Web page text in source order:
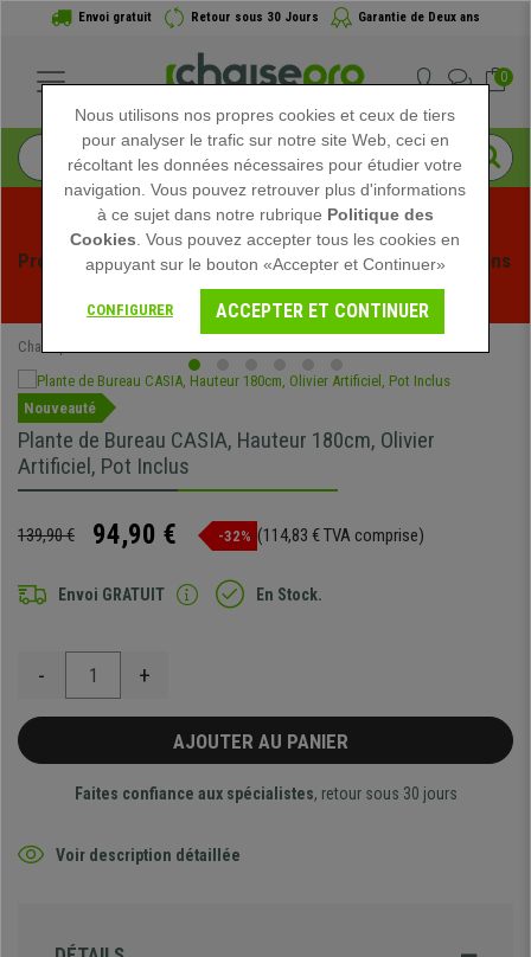
Envoi gratuit Retour sous 30 Jours Garantie de Deux ans
0
Profitez des soldes d'été chez Chaisepro ! Des réductions
exclusives pour une durée limitée - Voir l'offre
Chaisepro
Nouveauté
Plante de Bureau CASIA, Hauteur 180cm, Olivier
Artificiel, Pot Inclus
139,90 € 94,90 € -32% (114,83 € TVA comprise)
Envoi GRATUIT En Stock.
- +
AJOUTER AU PANIER
Faites confiance aux spécialistes, retour sous 30 jours
Voir description détaillée
Nous utilisons nos propres cookies et ceux de tiers
pour analyser le trafic sur notre site Web, ceci en
récoltant les données nécessaires pour étudier votre
navigation. Vous pouvez retrouver plus d'informations
à ce sujet dans notre rubrique Politique des
Cookies . Vous pouvez accepter tous les cookies en
appuyant sur le bouton «Accepter et Continuer»
CONFIGURER ACCEPTER ET CONTINUER